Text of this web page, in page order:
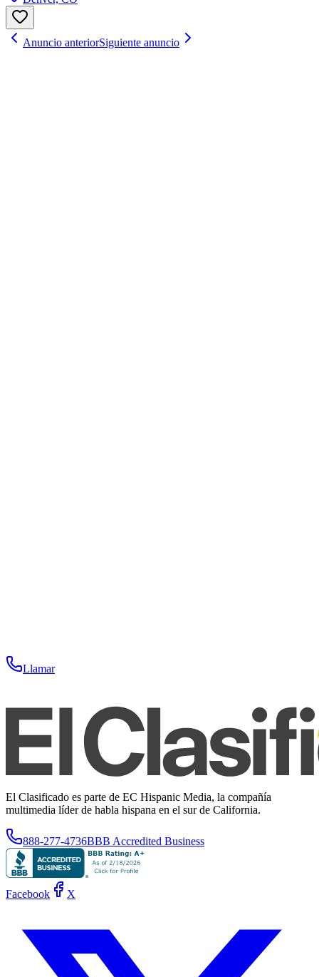
Anuncio anteriorSiguiente anuncio
Llamar
El Clasificado es parte de EC Hispanic Media, la compañía
multimedia líder de habla hispana en el sur de California.
888-277-4736BBB Accredited Business
Facebook X